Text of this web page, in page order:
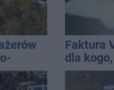
Faktura
dla